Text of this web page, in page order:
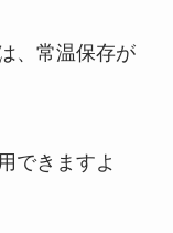
、常温保存が
できますよ